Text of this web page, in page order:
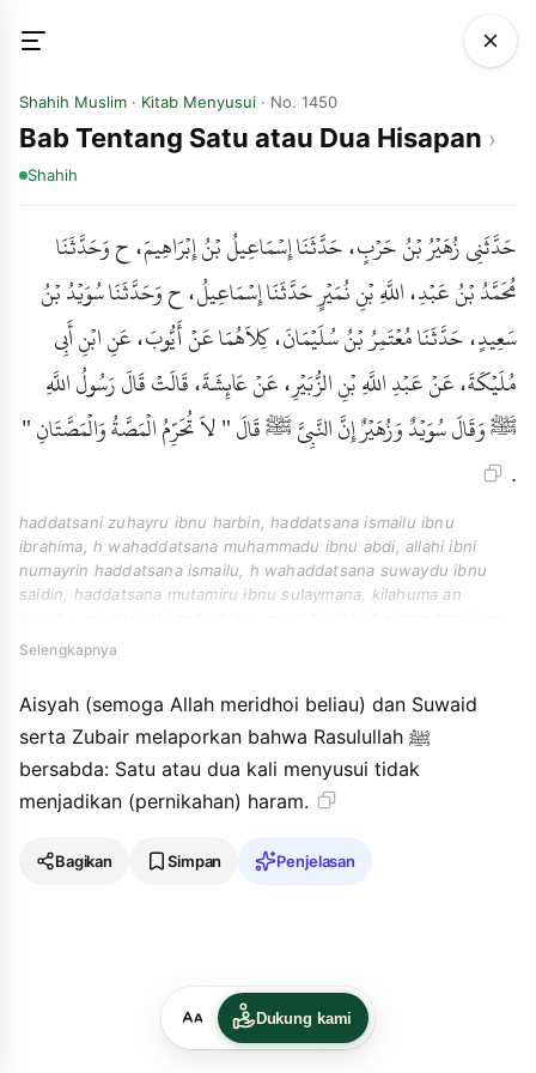
Shahih Muslim · Kitab Menyusui · No. 1450
Bab Tentang Satu atau Dua Hisapan
Shahih
حَدَّثَنِي زُهَيْرُ بْنُ حَرْبٍ، حَدَّثَنَا إِسْمَاعِيلُ بْنُ إِبْرَاهِيمَ، ح وَحَدَّثَنَا
مُحَمَّدُ بْنُ عَبْدِ، اللَّهِ بْنِ نُمَيْرٍ حَدَّثَنَا إِسْمَاعِيلُ، ح وَحَدَّثَنَا سُوَيْدُ بْنُ
سَعِيدٍ، حَدَّثَنَا مُعْتَمِرُ بْنُ سُلَيْمَانَ، كِلاَهُمَا عَنْ أَيُّوبَ، عَنِ ابْنِ أَبِي
مُلَيْكَةَ، عَنْ عَبْدِ اللَّهِ بْنِ الزُّبَيْرِ، عَنْ عَائِشَةَ، قَالَتْ قَالَ رَسُولُ اللَّهِ
ﷺ وَقَالَ سُوَيْدٌ وَزُهَيْرٌ إِنَّ النَّبِيَّ ﷺ قَالَ " لاَ تُحَرِّمُ الْمَصَّةُ وَالْمَصَّتَانِ "
.
haddatsani zuhayru ibnu harbin, haddatsana ismailu ibnu
ibrahima, h wahaddatsana muhammadu ibnu abdi, allahi ibni
numayrin haddatsana ismailu, h wahaddatsana suwaydu ibnu
saidin, haddatsana mutamiru ibnu sulaymana, kilahuma an
aisyaha, qalat qala rasulu allahi waqala suwaydun wazuhayrun
Selengkapnya
Aisyah (semoga Allah meridhoi beliau) dan Suwaid
serta Zubair melaporkan bahwa Rasulullah ﷺ
bersabda: Satu atau dua kali menyusui tidak
menjadikan (pernikahan) haram.
Bagikan Simpan Penjelasan
Dukung kami